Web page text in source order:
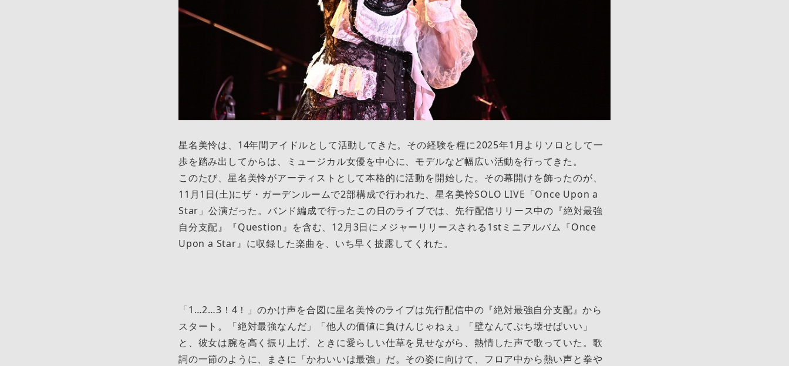
星名美怜は、14年間アイドルとして活動してきた。その経験を糧に2025年1月よりソロとして一
歩を踏み出してからは、ミュージカル女優を中心に、モデルなど幅広い活動を行ってきた。
このたび、星名美怜がアーティストとして本格的に活動を開始した。その幕開けを飾ったのが、
11月1日(土)にザ・ガーデンルームで2部構成で行われた、星名美怜SOLO LIVE「Once Upon a
Star」公演だった。バンド編成で行ったこの日のライブでは、先行配信リリース中の『絶対最強
自分支配』『Question』を含む、12月3日にメジャーリリースされる1stミニアルバム『Once
Upon a Star』に収録した楽曲を、いち早く披露してくれた。
「1…2…3！4！」のかけ声を合図に星名美怜のライブは先行配信中の『絶対最強自分支配』から
スタート。「絶対最強なんだ」「他人の価値に負けんじゃねぇ」「壁なんてぶち壊せばいい」
と、彼女は腕を高く振り上げ、ときに愛らしい仕草を見せながら、熱情した声で歌っていた。歌
詞の一節のように、まさに「かわいいは最強」だ。その姿に向けて、フロア中から熱い声と拳や